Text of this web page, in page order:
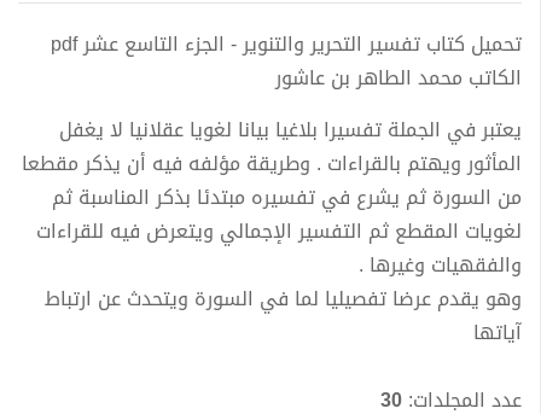
تحميل كتاب تفسير التحرير والتنوير - الجزء التاسع عشر pdf
الكاتب محمد الطاهر بن عاشور
يعتبر في الجملة تفسيرا بلاغيا بيانا لغويا عقلانيا لا يغفل
المأثور ويهتم بالقراءات . وطريقة مؤلفه فيه أن يذكر مقطعا
من السورة ثم يشرع في تفسيره مبتدئا بذكر المناسبة ثم
لغويات المقطع ثم التفسير الإجمالي ويتعرض فيه للقراءات
والفقهيات وغيرها .
وهو يقدم عرضا تفصيليا لما في السورة ويتحدث عن ارتباط
آياتها
عدد المجلدات:30